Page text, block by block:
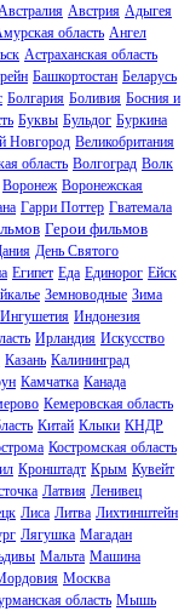
Австралия Австрия Адыгея
область Ангел
Астраханская область
Башкортостан Беларусь
Болгария Боливия Босния и
Буквы Бульдог Буркина
Новгород Великобритания
область Волгоград Волк
Воронеж Воронежская
Гарри Поттер Гватемала
Герои фильмов
День Святого
Египет Еда Единорог Ейск
Земноводные Зима
Ингушетия Индонезия
Ирландия Искусство
Казань Калининград
Камчатка Канада
Кемеровская область
Китай Клыки КНДР
Костромская область
Кронштадт Крым Кувейт
Латвия Ленивец
Лиса Литва Лихтинштейн
Лягушка Магадан
Мальта Машина
Москва
область Мышь